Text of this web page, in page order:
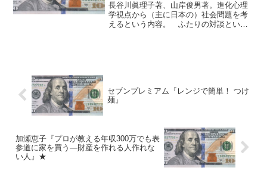
長谷川眞理子著、山岸俊男著。進化心理
学視点から（主に日本の）社会問題を考
えるという内容。 ふたりの対談という
セブンプレミアム『レンジで簡単！ つけ
麺』
加瀬恵子『プロが教える年収300万でも表
参道に家を買う―財産を作れる人作れな
い人』★